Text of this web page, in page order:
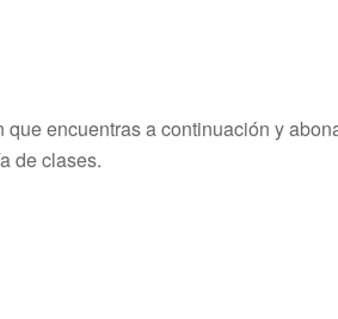
encuentras a continuación y
de clases.